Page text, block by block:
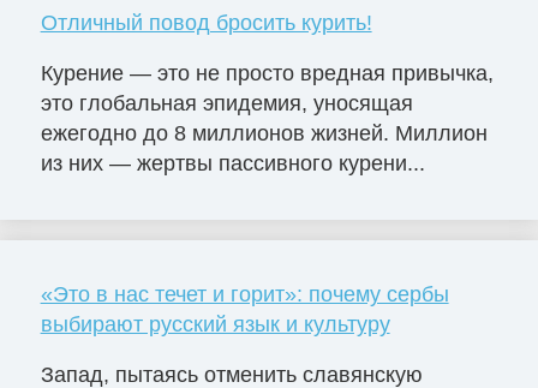
Отличный повод бросить курить!
Курение — это не просто вредная привычка,
это глобальная эпидемия, уносящая
ежегодно до 8 миллионов жизней. Миллион
из них — жертвы пассивного курени...
«Это в нас течет и горит»: почему сербы
выбирают русский язык и культуру
Запад, пытаясь отменить славянскую